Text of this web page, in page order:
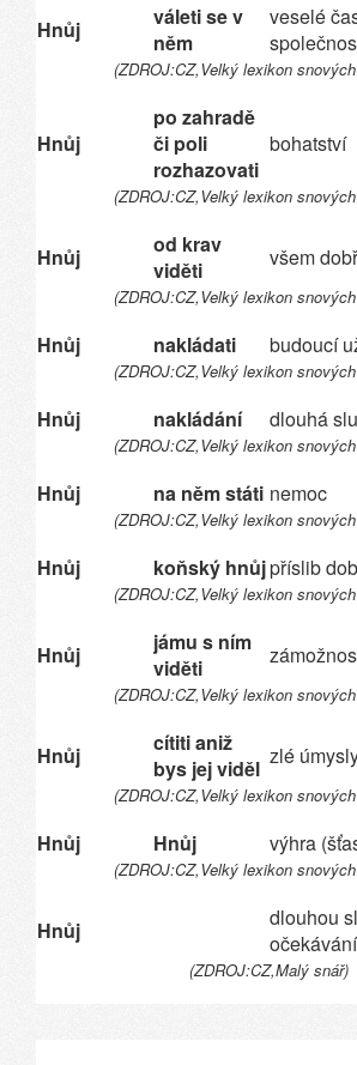
Hnůj
váleti se v
něm
veselé
(ZDROJ:CZ,Velký lexikon
Hnůj
po zahradě
či poli
rozhazovati
bohatství
(ZDROJ:CZ,Velký lexikon
Hnůj
od krav
viděti
všem
(ZDROJ:CZ,Velký lexikon
Hnůj nakládati budoucí
(ZDROJ:CZ,Velký lexikon
Hnůj nakládání dlouhá
(ZDROJ:CZ,Velký lexikon
Hnůj na něm státi nemoc
(ZDROJ:CZ,Velký lexikon
Hnůj koňský hnůjpříslib
(ZDROJ:CZ,Velký lexikon
Hnůj
jámu s ním
viděti
(ZDROJ:CZ,Velký lexikon
Hnůj
cítiti aniž
bys jej viděl zlé
(ZDROJ:CZ,Velký lexikon
Hnůj Hnůj výhra
(ZDROJ:CZ,Velký lexikon
Hnůj
dlouhou
očekávání
(ZDROJ:CZ,Malý snář)